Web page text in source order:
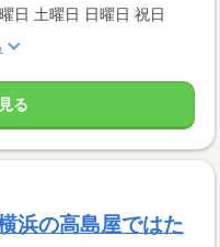
日 土曜日 日曜日 祝日
る
浜の高島屋ではた